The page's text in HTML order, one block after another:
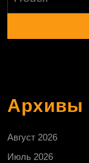
Архивы
Август 2026
Июль 2026